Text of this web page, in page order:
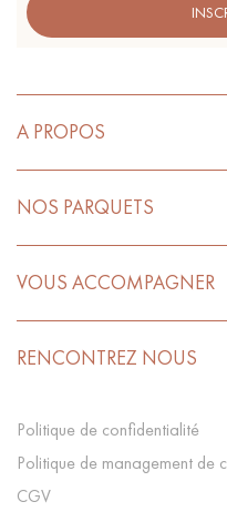
A PROPOS
NOS PARQUETS
VOUS ACCOMPAGNER
RENCONTREZ NOUS
Politique de confidentialité
Politique de management de
CGV